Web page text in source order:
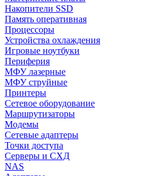
Накопители SSD
Память оперативная
Процессоры
Устройства охлаждения
Игровые ноутбуки
Периферия
МФУ лазерные
МФУ струйные
Принтеры
Сетевое оборудование
Маршрутизаторы
Модемы
Сетевые адаптеры
Точки доступа
Серверы и СХД
NAS